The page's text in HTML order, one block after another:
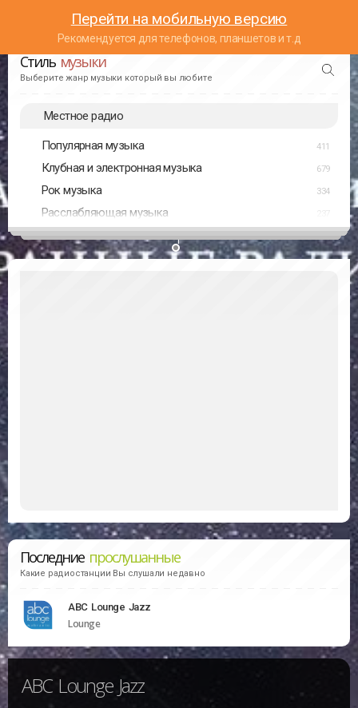
Перейти на мобильную версию
Рекомендуется для телефонов, планшетов и т.д
Стиль музыки
Выберите жанр музыки который вы любите
Местное радио
Популярная музыка 411
Клубная и электронная музыка 679
Рок музыка 334
Расслабляющая музыка
Последние прослушанные
Какие радиостанции Вы слушали недавно
ABC Lounge Jazz
Lounge
ABC Lounge Jazz